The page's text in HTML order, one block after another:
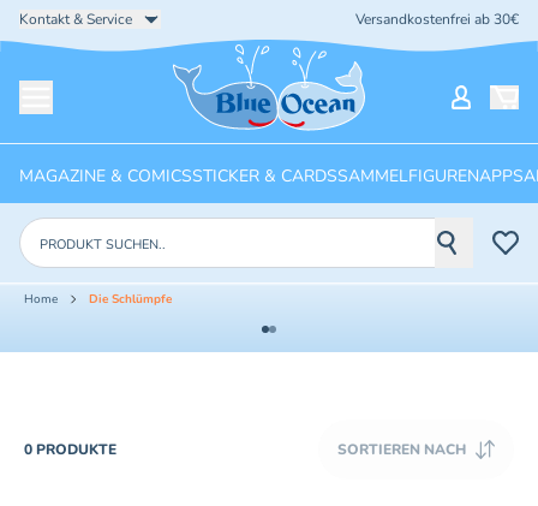
Kontakt & Service Versandkostenfrei ab 30€
Startseite
MAGAZINE & COMICSSTICKER & CARDSSAMMELFIGURENAPPS
Produkte suchen
Home Die Schlümpfe
PRODUCTS
0 PRODUKTE SORTIEREN NACH